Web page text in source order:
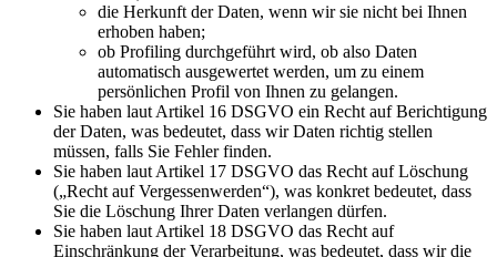
die Herkunft der Daten, wenn wir sie nicht bei Ihnen
erhoben haben;
ob Profiling durchgeführt wird, ob also Daten
automatisch ausgewertet werden, um zu einem
persönlichen Profil von Ihnen zu gelangen.
Sie haben laut Artikel 16 DSGVO ein Recht auf Berichtigung
der Daten, was bedeutet, dass wir Daten richtig stellen
müssen, falls Sie Fehler finden.
Sie haben laut Artikel 17 DSGVO das Recht auf Löschung
(„Recht auf Vergessenwerden“), was konkret bedeutet, dass
Sie die Löschung Ihrer Daten verlangen dürfen.
Sie haben laut Artikel 18 DSGVO das Recht auf
Einschränkung der Verarbeitung, was bedeutet, dass wir die